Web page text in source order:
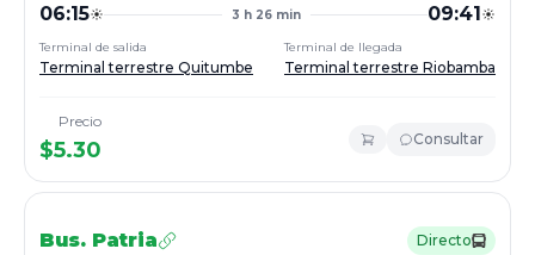
06:15 3 h 26 min 09:41
Terminal de salida
Terminal terrestre Quitumbe
Terminal de llegada
Terminal terrestre Riobamba
Precio
$5.30 Consultar
Bus. Patria Directo